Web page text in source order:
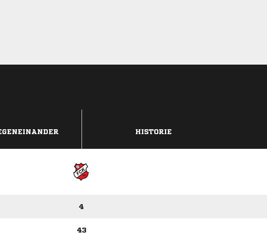
HISTORIE
4
43